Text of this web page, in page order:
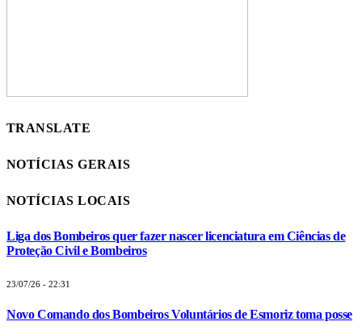
TRANSLATE
NOTÍCIAS GERAIS
NOTÍCIAS LOCAIS
Liga dos Bombeiros quer fazer nascer licenciatura em Ciências de
Proteção Civil e Bombeiros
23/07/26 - 22:31
Novo Comando dos Bombeiros Voluntários de Esmoriz toma posse